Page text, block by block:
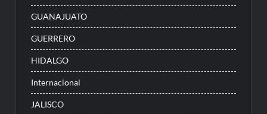
GUANAJUATO
GUERRERO
HIDALGO
Internacional
JALISCO